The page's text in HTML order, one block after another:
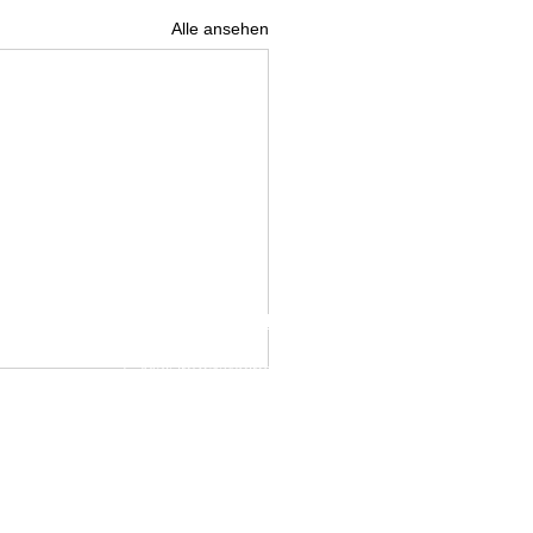
Alle ansehen
DATENSCHUTZ
E-Mai:info@weinelf.de